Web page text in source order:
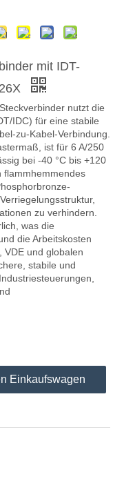
mit IDT-
nutzt die
IDC) für eine stabile
zu-Kabel-Verbindung.
ist für 6 A/250
bei -40 °C bis +120
flammhemmendes
zu verhindern.
was die
die Arbeitskosten
VDE und globalen
stabile und
Einkaufswagen